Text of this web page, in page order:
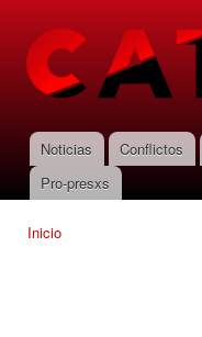
CNT-AIT
Granada
Menú principal
Noticias Conflictos
Pro-presxs
Inicio